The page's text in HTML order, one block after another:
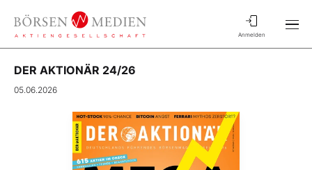
Anmelden
DER AKTIONÄR 24/26
05.06.2026